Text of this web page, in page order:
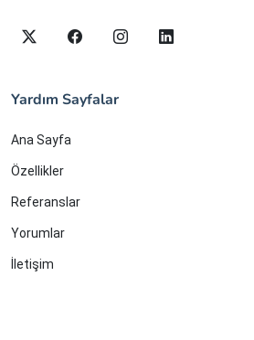
Yardım Sayfalar
Ana Sayfa
Özellikler
Referanslar
Yorumlar
İletişim